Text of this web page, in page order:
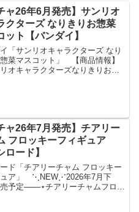
ャ26年6月発売】サンリオ
クターズ なりきりお惣菜
ット【バンダイ】
「サンリオキャラクターズ なり
菜マスコット」 【商品情報】
オキャラクターズなりきりお惣
ャ26年7月発売】チアリー
フロッキーフィギュア
ロード】
ド「チアリーチャム フロッキー
ュア」 ⋱NEW⋰2026年7月下
予定───⋆チアリーチャムフロッ